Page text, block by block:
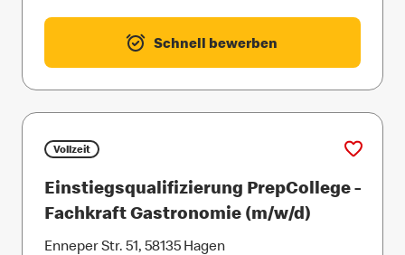
Schnell bewerben
Vollzeit
Einstiegsqualifizierung PrepCollege -
Fachkraft Gastronomie (m/w/d)
Enneper Str. 51, 58135 Hagen